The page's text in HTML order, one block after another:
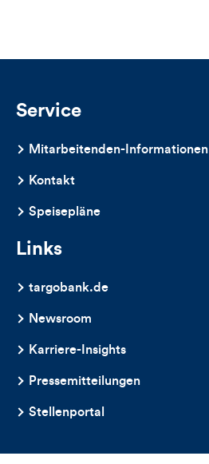
Service
Mitarbeitenden-Informationen
Kontakt
Speisepläne
Links
targobank.de
Newsroom
Karriere-Insights
Pressemitteilungen
Stellenportal